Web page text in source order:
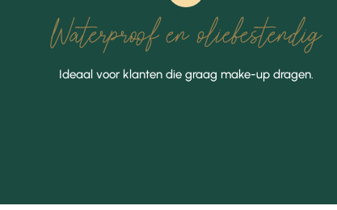
Waterproof en oliebestendig
Ideaal voor klanten die graag make-up dragen.